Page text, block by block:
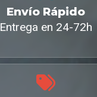
Envío Rápido
Entrega en 24-72h